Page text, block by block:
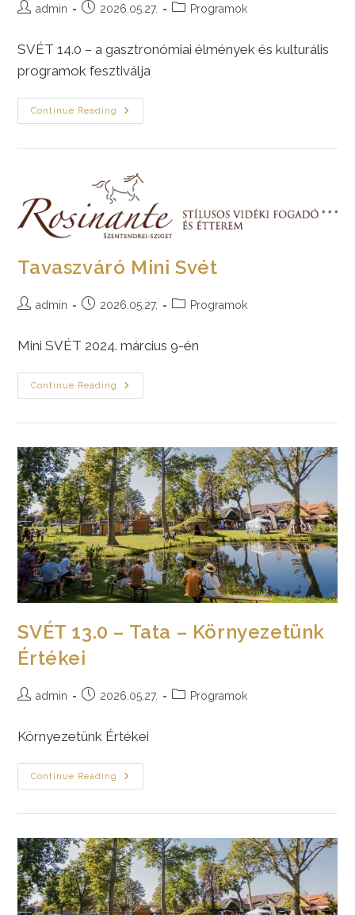
Postadmin
Post2026.05.27.
PostProgramok
SVÉT 14.0 – a gasztronómiai élmények és kulturális
programok fesztiválja
Continue Reading
SVÉT
14.0
Tavaszváró Mini Svét
Postadmin
Post2026.05.27.
PostProgramok
Mini SVÉT 2024. március 9-én
Continue Reading
Tavaszváró
Mini
SVÉT 13.0 – Tata – Környezetünk
Értékei
Postadmin
Post2026.05.27.
PostProgramok
Környezetünk Értékei
Continue Reading
SVÉT
13.0
Értékei